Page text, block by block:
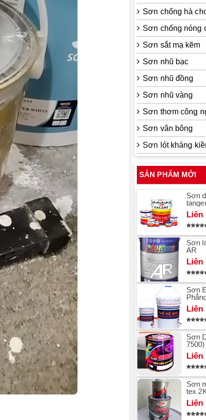
Sơn chống hà
Sơn chống nóng
Sơn sắt mạ kẽm
Sơn nhũ bạc
Sơn nhũ đồng
Sơn nhũ vàng
Sơn thơm công
Sơn vân bông
Sơn lót kháng
SẢN PHẨM MỚI
Sơn
Liên
Sơn
AR
Liên
Sơn
Liên
Sơn
7500)
Liên
Sơn
tex
Liên